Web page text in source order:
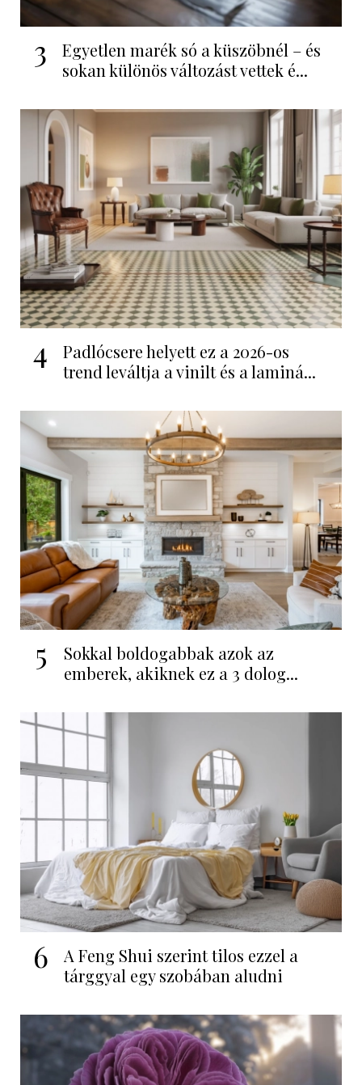
3
Egyetlen marék só a küszöbnél – és
sokan különös változást vettek é...
4
Padlócsere helyett ez a 2026-os
trend leváltja a vinilt és a laminá...
5
Sokkal boldogabbak azok az
emberek, akiknek ez a 3 dolog...
6
A Feng Shui szerint tilos ezzel a
tárggyal egy szobában aludni